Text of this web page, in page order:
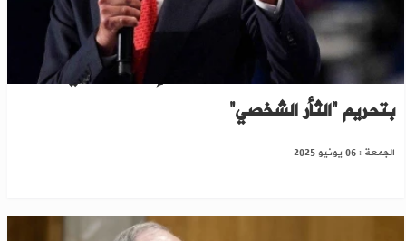
واشنطن ترحّب بفتوى مجلس الإفتاء السوري
بتحريم “الثأر الشخصي”
الجمعة : 06 يونيو 2025